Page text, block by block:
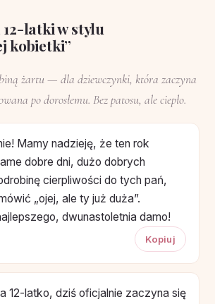
latki w stylu
kobietki”
żartu — dla dziewczynki, która zaczyna
po dorosłemu. Bez patosu, ale ciepło.
Mamy nadzieję, że ten rok
dobre dni, dużo dobrych
cierpliwości do tych pań,
„ojej, ale ty już duża”.
dwunastoletnia damo!
Kopiuj
12-latko, dziś oficjalnie zaczyna się